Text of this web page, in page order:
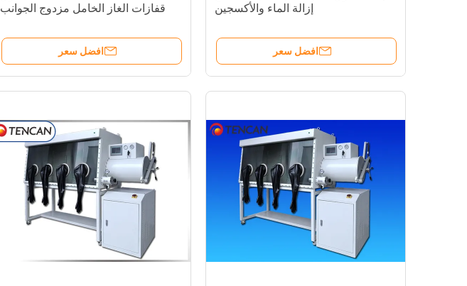
قفازات الغاز الخامل مزدوج الجوانب
افضل سعر
إزالة الماء والأكسجين
افضل سعر